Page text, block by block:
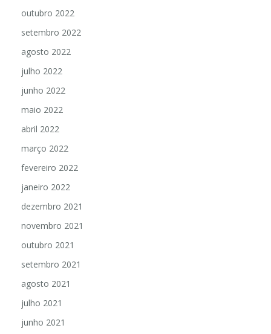
outubro 2022
setembro 2022
agosto 2022
julho 2022
junho 2022
maio 2022
abril 2022
março 2022
fevereiro 2022
janeiro 2022
dezembro 2021
novembro 2021
outubro 2021
setembro 2021
agosto 2021
julho 2021
junho 2021